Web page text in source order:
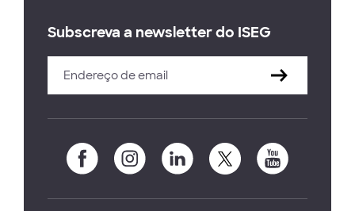
Subscreva a newsletter do ISEG